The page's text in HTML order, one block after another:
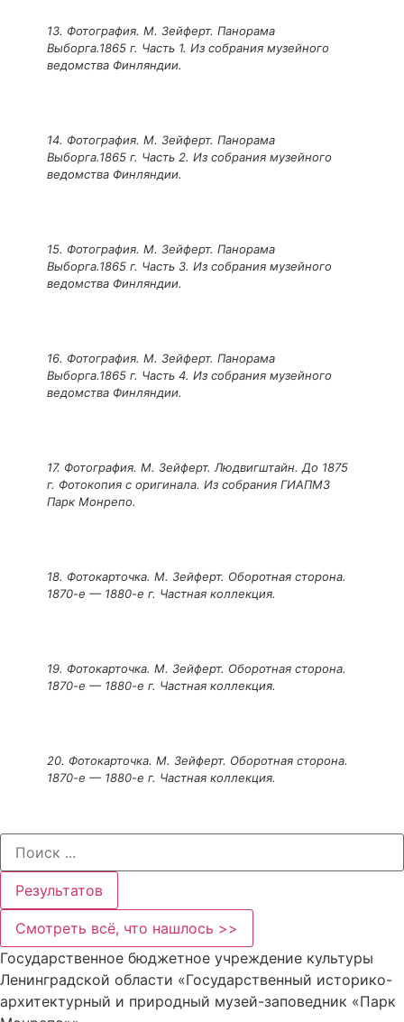
13. Фотография. М. Зейферт. Панорама
Выборга.1865 г. Часть 1. Из собрания музейного
ведомства Финляндии.
14. Фотография. М. Зейферт. Панорама
Выборга.1865 г. Часть 2. Из собрания музейного
ведомства Финляндии.
15. Фотография. М. Зейферт. Панорама
Выборга.1865 г. Часть 3. Из собрания музейного
ведомства Финляндии.
16. Фотография. М. Зейферт. Панорама
Выборга.1865 г. Часть 4. Из собрания музейного
ведомства Финляндии.
17. Фотография. М. Зейферт. Людвигштайн. До 1875
г. Фотокопия с оригинала. Из собрания ГИАПМЗ
Парк Монрепо.
18. Фотокарточка. М. Зейферт. Оборотная сторона.
1870-е — 1880-е г. Частная коллекция.
19. Фотокарточка. М. Зейферт. Оборотная сторона.
1870-е — 1880-е г. Частная коллекция.
20. Фотокарточка. М. Зейферт. Оборотная сторона.
1870-е — 1880-е г. Частная коллекция.
Search
Результатов
Смотреть всё, что нашлось >>
Государственное бюджетное учреждение культуры
Ленинградской области «Государственный историко-
архитектурный и природный музей-заповедник «Парк